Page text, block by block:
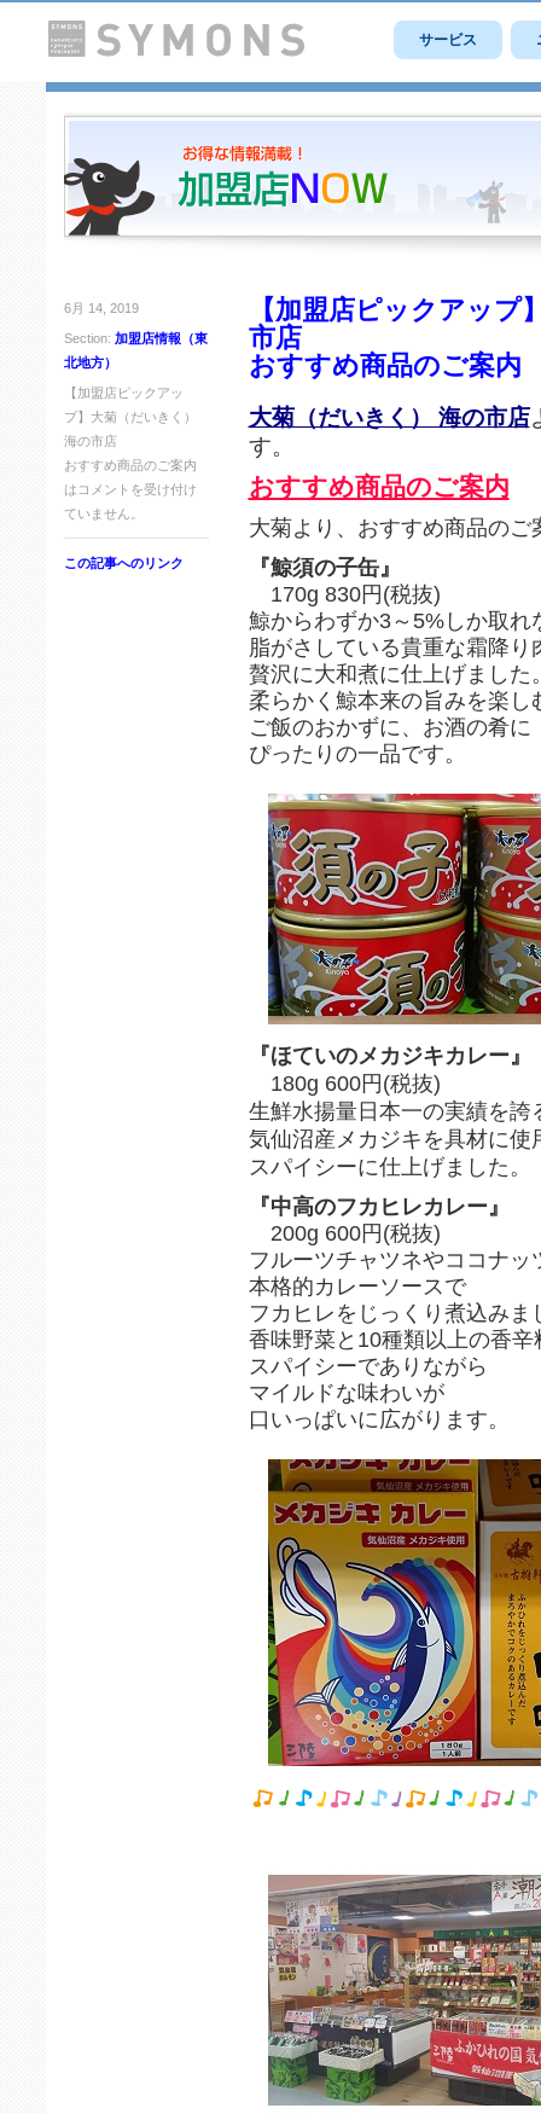
サービス
6月 14, 2019
Section: 加盟店情報（東
北地方）
【加盟店ピックアッ
プ】大菊（だいきく）
海の市店
おすすめ商品のご案内
は コメントを受け付け
ていません。
この記事へのリンク
【加盟店ピックアップ
市店
おすすめ商品のご案内
大菊（だいきく） 海の市店
す。
おすすめ商品のご案内
大菊より、おすすめ商品のご
『鯨須の子缶』
170g 830円(税抜)
鯨からわずか3～5%しか取れ
脂がさしている貴重な霜降り
贅沢に大和煮に仕上げました
柔らかく鯨本来の旨みを楽し
ご飯のおかずに、お酒の肴に
ぴったりの一品です。
『ほていのメカジキカレー』
180g 600円(税抜)
生鮮水揚量日本一の実績を誇
気仙沼産メカジキを具材に使
スパイシーに仕上げました。
『中高のフカヒレカレー』
200g 600円(税抜)
フルーツチャツネやココナッ
本格的カレーソースで
フカヒレをじっくり煮込みま
香味野菜と10種類以上の香辛
スパイシーでありながら
マイルドな味わいが
口いっぱいに広がります。